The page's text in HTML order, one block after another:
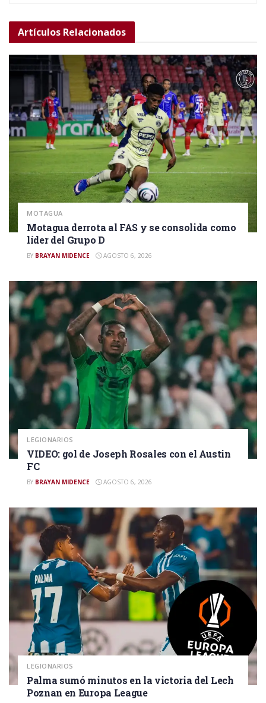
Artículos Relacionados
MOTAGUA
Motagua derrota al FAS y se consolida como
líder del Grupo D
BY BRAYAN MIDENCE AGOSTO 6, 2026
LEGIONARIOS
VIDEO: gol de Joseph Rosales con el Austin
FC
BY BRAYAN MIDENCE AGOSTO 6, 2026
LEGIONARIOS
Palma sumó minutos en la victoria del Lech
Poznan en Europa League